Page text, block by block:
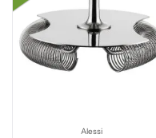
Alessi